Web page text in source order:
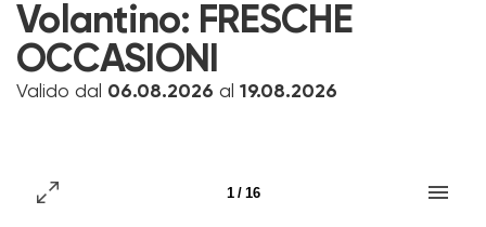
Volantino: FRESCHE
OCCASIONI
Valido dal 06.08.2026 al 19.08.2026